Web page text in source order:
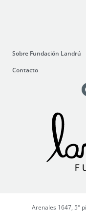
Sobre Fundación Landrú
Contacto
Arenales 1647, 5°